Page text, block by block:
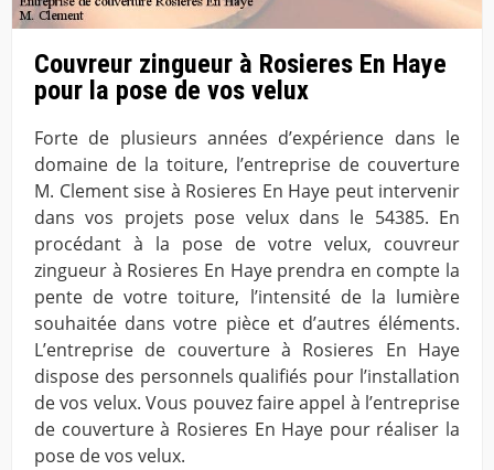
Couvreur zingueur à Rosieres En Haye
pour la pose de vos velux
Forte de plusieurs années d’expérience dans le
domaine de la toiture, l’entreprise de couverture
M. Clement sise à Rosieres En Haye peut intervenir
dans vos projets pose velux dans le 54385. En
procédant à la pose de votre velux, couvreur
zingueur à Rosieres En Haye prendra en compte la
pente de votre toiture, l’intensité de la lumière
souhaitée dans votre pièce et d’autres éléments.
L’entreprise de couverture à Rosieres En Haye
dispose des personnels qualifiés pour l’installation
de vos velux. Vous pouvez faire appel à l’entreprise
de couverture à Rosieres En Haye pour réaliser la
pose de vos velux.